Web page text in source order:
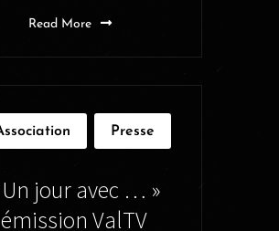
Read More
Presse
Un jour avec … »
émission ValTV